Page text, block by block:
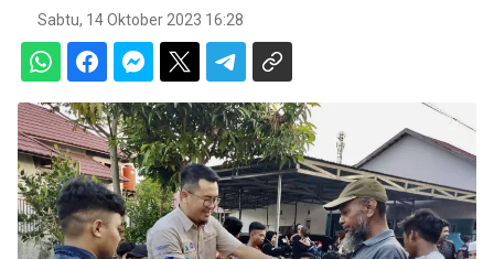
Sabtu, 14 Oktober 2023 16:28